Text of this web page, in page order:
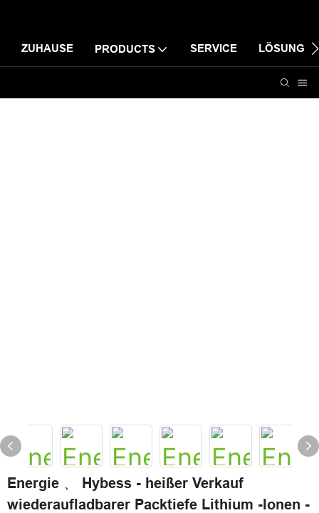
ZUHAUSE PRODUCTS SERVICE LÖSUNG
Energie 、 Hybess - heißer Verkauf
wiederaufladbarer Packtiefe Lithium -Ionen -